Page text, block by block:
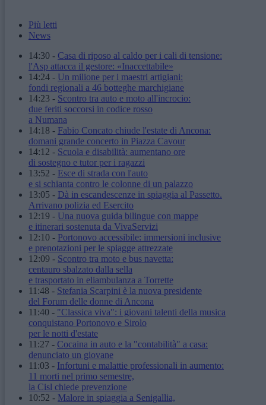
Più letti
News
14:30 - Casa di riposo al caldo per i cali di tensione:
l'Asp attacca il gestore: «Inaccettabile»
14:24 - Un milione per i maestri artigiani:
fondi regionali a 46 botteghe marchigiane
14:23 - Scontro tra auto e moto all'incrocio:
due feriti soccorsi in codice rosso
a Numana
14:18 - Fabio Concato chiude l'estate di Ancona:
domani grande concerto in Piazza Cavour
14:12 - Scuola e disabilità: aumentano ore
di sostegno e tutor per i ragazzi
13:52 - Esce di strada con l'auto
e si schianta contro le colonne di un palazzo
13:05 - Dà in escandescenze in spiaggia al Passetto.
Arrivano polizia ed Esercito
12:19 - Una nuova guida bilingue con mappe
e itinerari sostenuta da VivaServizi
12:10 - Portonovo accessibile: immersioni inclusive
e prenotazioni per le spiagge attrezzate
12:09 - Scontro tra moto e bus navetta:
centauro sbalzato dalla sella
e trasportato in eliambulanza a Torrette
11:48 - Stefania Scarpini è la nuova presidente
del Forum delle donne di Ancona
11:40 - "Classica viva": i giovani talenti della musica
conquistano Portonovo e Sirolo
per le notti d'estate
11:27 - Cocaina in auto e la "contabilità" a casa:
denunciato un giovane
11:03 - Infortuni e malattie professionali in aumento:
11 morti nel primo semestre,
la Cisl chiede prevenzione
10:52 - Malore in spiaggia a Senigallia,